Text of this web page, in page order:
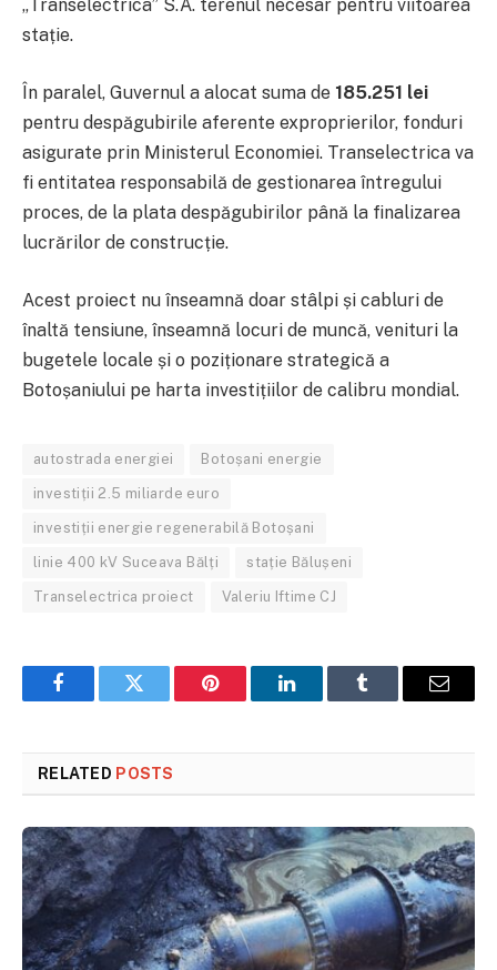
„Transelectrica” S.A. terenul necesar pentru viitoarea
stație.
În paralel, Guvernul a alocat suma de 185.251 lei
pentru despăgubirile aferente exproprierilor, fonduri
asigurate prin Ministerul Economiei. Transelectrica va
fi entitatea responsabilă de gestionarea întregului
proces, de la plata despăgubirilor până la finalizarea
lucrărilor de construcție.
Acest proiect nu înseamnă doar stâlpi și cabluri de
înaltă tensiune, înseamnă locuri de muncă, venituri la
bugetele locale și o poziționare strategică a
Botoșaniului pe harta investițiilor de calibru mondial.
autostrada energiei Botoșani energie
investiții 2.5 miliarde euro
investiții energie regenerabilă Botoșani
linie 400 kV Suceava Bălți stație Bălușeni
Transelectrica proiect Valeriu Iftime CJ
FacebookTwitter Pinterest LinkedInTumblr Email
RELATED POSTS